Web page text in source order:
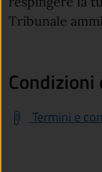
Tribunale
Termini e